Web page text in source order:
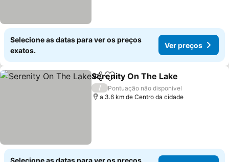
Selecione as datas para ver os preços
exatos.
Ver preços
PartilharAdicionar aos favoritos
Serenity On The Lake
/
Pontuação não disponível
a 3.6 km de Centro da cidade
Selecione as datas para ver os preços